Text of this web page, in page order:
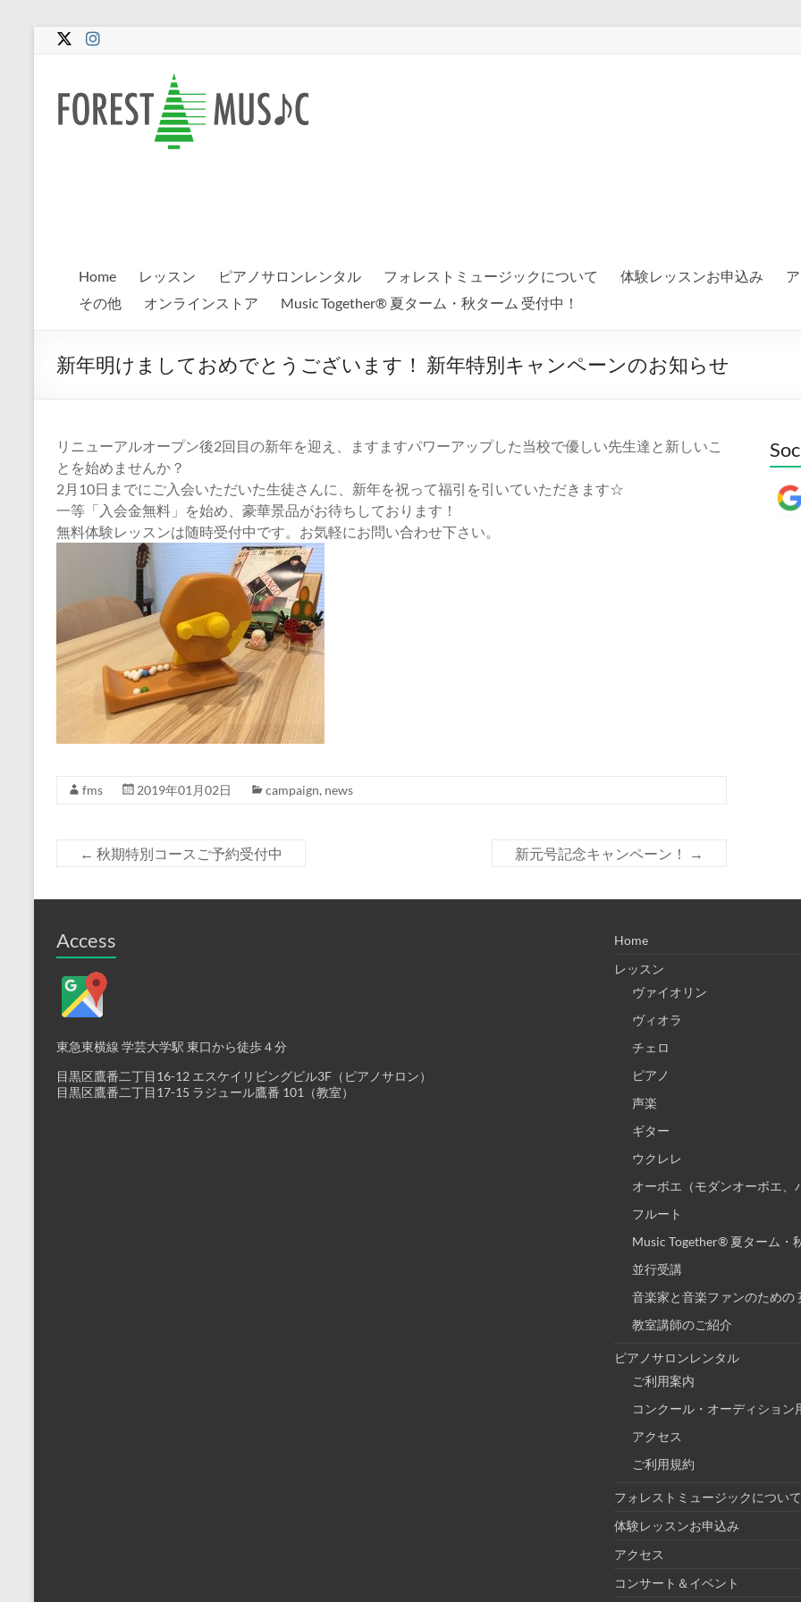
Forest
Music
Home レッスン ピアノサロンレンタル フォレストミュージックについて 体験レッスンお申込み
その他
オンラインストア Music Together® 夏ターム・秋ターム 受付中！
新年明けましておめでとうございます！ 新年特別キャンペーンのお知らせ
リニューアルオープン後2回目の新年を迎え、ますますパワーアップした当校で優しい先生達と新しいこ
とを始めませんか？
2月10日までにご入会いただいた生徒さんに、新年を祝って福引を引いていただきます☆
一等「入会金無料」を始め、豪華景品がお待ちしております！
無料体験レッスンは随時受付中です。お気軽にお問い合わせ下さい。
fms 2019年01月02日 campaign, news
← 秋期特別コースご予約受付中 新元号記念キャンペーン！ →
Access
東急東横線 学芸大学駅 東口から徒歩４分
目黒区鷹番二丁目16-12 エスケイリビングビル3F（ピアノサロン）
目黒区鷹番二丁目17-15 ラジュール鷹番 101（教室）
Home
レッスン
ヴァイオリン
ヴィオラ
チェロ
ピアノ
声楽
ギター
ウクレレ
オーボエ（モダンオーボエ、
フルート
Music Together® 夏ターム・
並行受講
音楽家と音楽ファンのための
教室講師のご紹介
ピアノサロンレンタル
ご利用案内
コンクール・オーディショ
アクセス
ご利用規約
フォレストミュージックについて
体験レッスンお申込み
アクセス
コンサート＆イベント